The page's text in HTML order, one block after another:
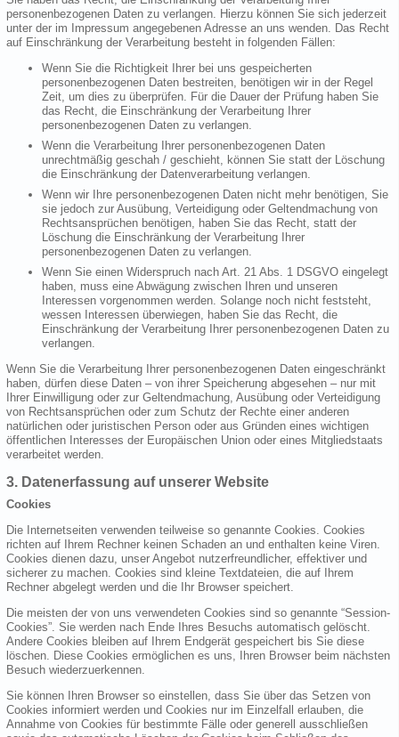
personenbezogenen Daten zu verlangen. Hierzu können Sie sich jederzeit
unter der im Impressum angegebenen Adresse an uns wenden. Das Recht
auf Einschränkung der Verarbeitung besteht in folgenden Fällen:
Wenn Sie die Richtigkeit Ihrer bei uns gespeicherten
personenbezogenen Daten bestreiten, benötigen wir in der Regel
Zeit, um dies zu überprüfen. Für die Dauer der Prüfung haben Sie
das Recht, die Einschränkung der Verarbeitung Ihrer
personenbezogenen Daten zu verlangen.
Wenn die Verarbeitung Ihrer personenbezogenen Daten
unrechtmäßig geschah / geschieht, können Sie statt der Löschung
die Einschränkung der Datenverarbeitung verlangen.
Wenn wir Ihre personenbezogenen Daten nicht mehr benötigen, Sie
sie jedoch zur Ausübung, Verteidigung oder Geltendmachung von
Rechtsansprüchen benötigen, haben Sie das Recht, statt der
Löschung die Einschränkung der Verarbeitung Ihrer
personenbezogenen Daten zu verlangen.
Wenn Sie einen Widerspruch nach Art. 21 Abs. 1 DSGVO eingelegt
haben, muss eine Abwägung zwischen Ihren und unseren
Interessen vorgenommen werden. Solange noch nicht feststeht,
wessen Interessen überwiegen, haben Sie das Recht, die
Einschränkung der Verarbeitung Ihrer personenbezogenen Daten zu
verlangen.
Wenn Sie die Verarbeitung Ihrer personenbezogenen Daten eingeschränkt
haben, dürfen diese Daten – von ihrer Speicherung abgesehen – nur mit
Ihrer Einwilligung oder zur Geltendmachung, Ausübung oder Verteidigung
von Rechtsansprüchen oder zum Schutz der Rechte einer anderen
natürlichen oder juristischen Person oder aus Gründen eines wichtigen
öffentlichen Interesses der Europäischen Union oder eines Mitgliedstaats
verarbeitet werden.
3. Datenerfassung auf unserer Website
Cookies
Die Internetseiten verwenden teilweise so genannte Cookies. Cookies
richten auf Ihrem Rechner keinen Schaden an und enthalten keine Viren.
Cookies dienen dazu, unser Angebot nutzerfreundlicher, effektiver und
sicherer zu machen. Cookies sind kleine Textdateien, die auf Ihrem
Rechner abgelegt werden und die Ihr Browser speichert.
Die meisten der von uns verwendeten Cookies sind so genannte “Session-
Cookies”. Sie werden nach Ende Ihres Besuchs automatisch gelöscht.
Andere Cookies bleiben auf Ihrem Endgerät gespeichert bis Sie diese
löschen. Diese Cookies ermöglichen es uns, Ihren Browser beim nächsten
Besuch wiederzuerkennen.
Sie können Ihren Browser so einstellen, dass Sie über das Setzen von
Cookies informiert werden und Cookies nur im Einzelfall erlauben, die
Annahme von Cookies für bestimmte Fälle oder generell ausschließen